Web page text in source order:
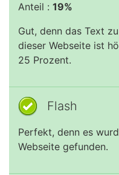
Anteil : 19%
Gut, denn das Text
dieser Webseite ist
25 Prozent.
Flash
Perfekt, denn es
Webseite gefunden.